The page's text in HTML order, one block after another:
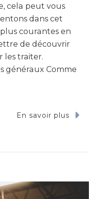
cela peut vous
dans cet
courantes en
de découvrir
les traiter.
généraux Comme
En savoir plus